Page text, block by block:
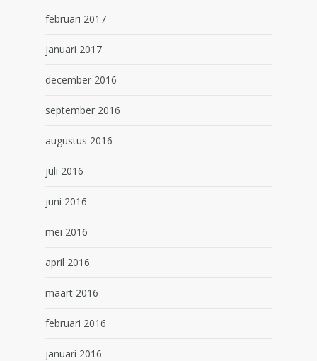
februari 2017
januari 2017
december 2016
september 2016
augustus 2016
juli 2016
juni 2016
mei 2016
april 2016
maart 2016
februari 2016
januari 2016